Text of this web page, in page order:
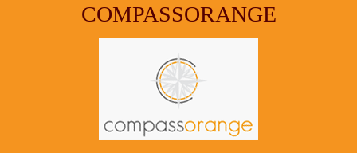
COMPASSORANGE